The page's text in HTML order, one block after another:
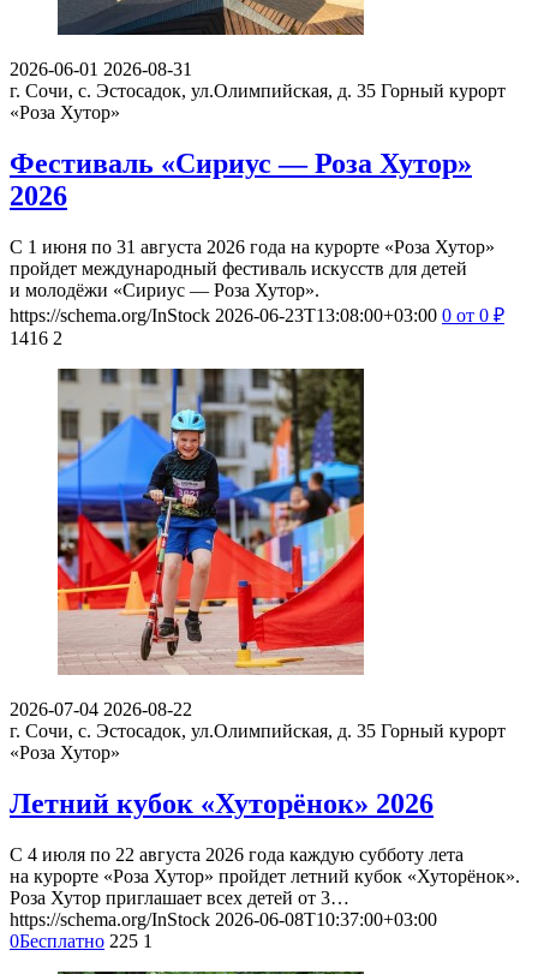
2026-06-01 2026-08-31
г. Сочи, с. Эстосадок, ул.Олимпийская, д. 35 Горный курорт
«Роза Хутор»
Фестиваль «Сириус — Роза Хутор»
2026
С 1 июня по 31 августа 2026 года на курорте «Роза Хутор»
пройдет международный фестиваль искусств для детей
и молодёжи «Сириус — Роза Хутор».
https://schema.org/InStock 2026-06-23T13:08:00+03:00 0 от 0 ₽
1416 2
2026-07-04 2026-08-22
г. Сочи, с. Эстосадок, ул.Олимпийская, д. 35 Горный курорт
«Роза Хутор»
Летний кубок «Хуторёнок» 2026
С 4 июля по 22 августа 2026 года каждую субботу лета
на курорте «Роза Хутор» пройдет летний кубок «Хуторёнок».
Роза Хутор приглашает всех детей от 3…
https://schema.org/InStock 2026-06-08T10:37:00+03:00
0Бесплатно 225 1